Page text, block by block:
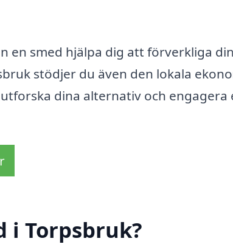
en smed hjälpa dig att förverkliga
stödjer du även den lokala
dina alternativ och engagera
i Torpsbruk?